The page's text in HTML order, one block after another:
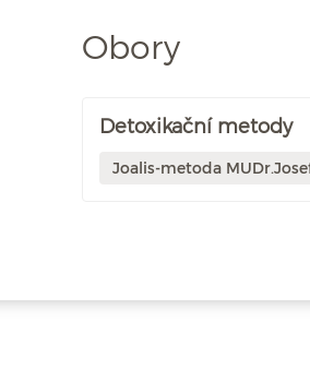
Obory
Detoxikační metody
Joalis-metoda